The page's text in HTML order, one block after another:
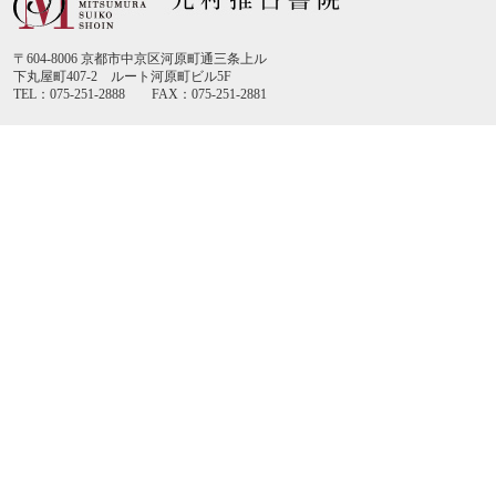
〒604-8006 京都市中京区河原町通三条上ル
下丸屋町407-2 ルート河原町ビル5F
TEL：075-251-2888 FAX：075-251-2881